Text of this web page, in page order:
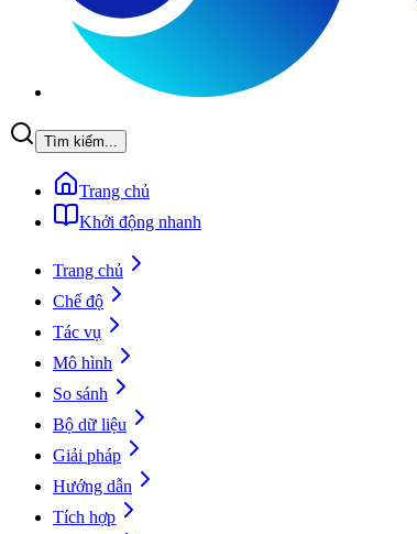
Tìm kiếm...
Trang chủ
Khởi động nhanh
Trang chủ
Chế độ
Tác vụ
Mô hình
So sánh
Bộ dữ liệu
Giải pháp
Hướng dẫn
Tích hợp